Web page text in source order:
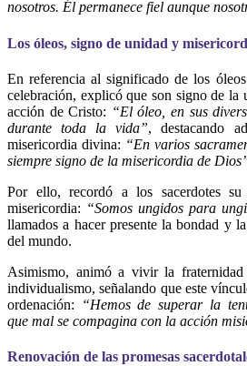
nosotros. Él permanece fiel aunque
Los óleos, signo de unidad y
En referencia al significado de los
celebración, explicó que son signo de la
acción de Cristo: “El óleo, en sus
durante toda la vida”, destacando
misericordia divina: “En varios
siempre signo de la misericordia de
Por ello, recordó a los sacerdotes
misericordia: “Somos ungidos para
llamados a hacer presente la bondad y
del mundo.
Asimismo, animó a vivir la
individualismo, señalando que este
ordenación:
“Hemos de superar la
que mal se compagina con la acción
Renovación de las promesas